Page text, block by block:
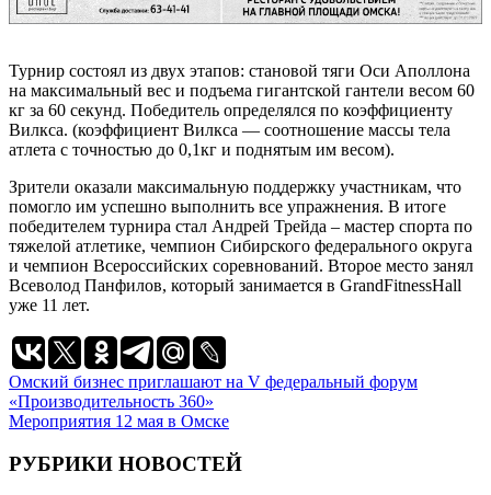
Турнир состоял из двух этапов: становой тяги Оси Аполлона
на максимальный вес и подъема гигантской гантели весом 60
кг за 60 секунд. Победитель определялся по коэффициенту
Вилкса. (коэффициент Вилкса — соотношение массы тела
атлета с точностью до 0,1кг и поднятым им весом).
Зрители оказали максимальную поддержку участникам, что
помогло им успешно выполнить все упражнения. В итоге
победителем турнира стал Андрей Трейда – мастер спорта по
тяжелой атлетике, чемпион Сибирского федерального округа
и чемпион Всероссийских соревнований. Второе место занял
Всеволод Панфилов, который занимается в GrandFitnessHall
уже 11 лет.
Навигация
по
Омский бизнес приглашают на V федеральный форум
«Производительность 360»
Мероприятия 12 мая в Омске
РУБРИКИ НОВОСТЕЙ